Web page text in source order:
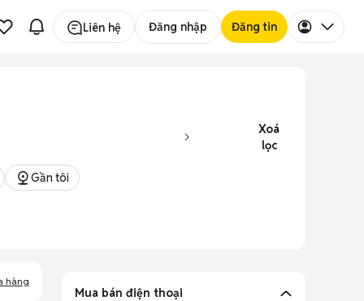
Liên hệ Đăng nhập Đăng tin
Xoá
lọc
Gần tôi
hàng
Mua bán điện thoại